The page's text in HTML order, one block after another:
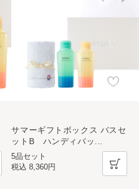
サマーギフトボックス バスセ
ットB ハンディバッ
5品セット
税込8,360円